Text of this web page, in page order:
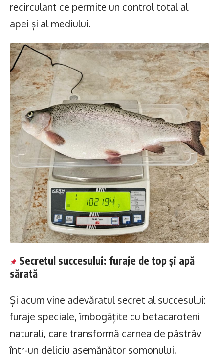
recirculant ce permite un control total al
apei și al mediului.
Secretul succesului: furaje de top și apă
sărată
Și acum vine adevăratul secret al succesului:
furaje speciale, îmbogățite cu betacaroteni
naturali, care transformă carnea de păstrăv
într-un deliciu asemănător somonului.